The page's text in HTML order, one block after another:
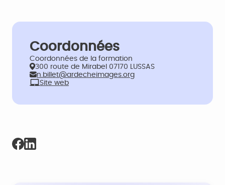
Coordonnées
Coordonnées de la formation
300 route de Mirabel 07170 LUSSAS
n.billet@ardecheimages.org
Site web